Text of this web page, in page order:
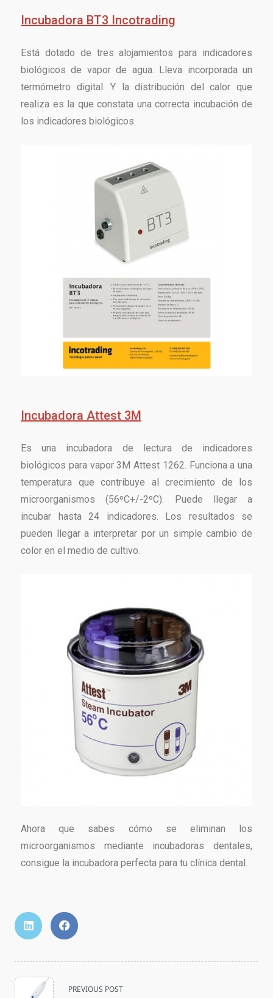
Incubadora BT3 Incotrading
Está dotado de tres alojamientos para indicadores
biológicos de vapor de agua. Lleva incorporada un
termómetro digital. Y la distribución del calor que
realiza es la que constata una correcta incubación de
los indicadores biológicos.
Incubadora Attest 3M
Es una incubadora de lectura de indicadores
biológicos para vapor 3M Attest 1262. Funciona a una
temperatura que contribuye al crecimiento de los
microorganismos (56ºC+/-2ºC). Puede llegar a
incubar hasta 24 indicadores. Los resultados se
pueden llegar a interpretar por un simple cambio de
color en el medio de cultivo.
Ahora que sabes cómo se eliminan los
microorganismos mediante incubadoras dentales,
consigue la incubadora perfecta para tu clínica dental.
PREVIOUS POST